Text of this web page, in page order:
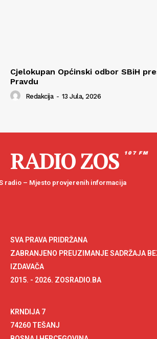
Cjelokupan Općinski odbor SBiH
Pravdu
Redakcija - 13 Jula, 2026
RADIO ZOS 107 FM
radio – Mjesto provjerenih informacija
SVA PRAVA PRIDRŽANA
ZABRANJENO PREUZIMANJE SADRŽAJA
IZDAVAČA
2015. - 2026. ZOSRADIO.BA
KRNDIJA 7
74260 TEŠANJ